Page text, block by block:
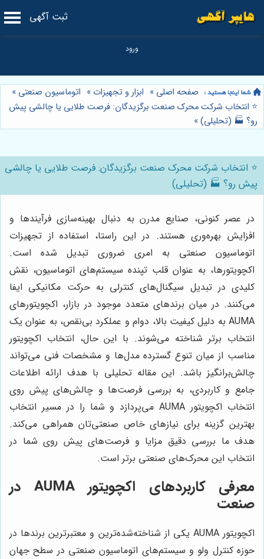
ثبت آگهی
صفحه اصلی » ابزار و تجهیزات » اتوماسیون صنعتی »
⭐️ انتخاب شرکت محرک صنعت برگزیدگان: فرصت طلایی یا چالشی پیش
رو؟ 🏭 (تحلیلی)»
⭐️ انتخاب شرکت محرک صنعت برگزیدگان: فرصت طلایی یا چالشی
پیش رو؟ 🏭 (تحلیلی)
در عصر کنونی، صنایع مدرن به دنبال بهینه‌سازی فرآیندها و
افزایش بهره‌وری هستند. در این راستا، استفاده از تجهیزات
اتوماسیون صنعتی به امری ضروری تبدیل شده است.
اکچویتورها، به عنوان قلب تپنده سیستم‌های اتوماسیون، نقش
کلیدی در تبدیل سیگنال‌های کنترلی به حرکت مکانیکی ایفا
می‌کنند. در میان برندهای متعدد موجود در بازار، اکچویتورهای
AUMA به دلیل کیفیت بالا، دوام و عملکرد بی‌نقص، به عنوان یک
انتخاب برتر شناخته می‌شوند. با این حال، انتخاب اکچویتور
مناسب از میان تنوع گسترده مدل‌ها و مشخصات فنی می‌تواند
چالش‌برانگیز باشد. این مقاله تحلیلی با هدف ارائه اطلاعات
جامع و کاربردی، به بررسی فرصت‌ها و چالش‌های پیش روی
انتخاب اکچویتور AUMA می‌پردازد و شما را در مسیر انتخاب
بهترین گزینه برای نیازهای خاص صنعتی‌تان همراهی می‌کند.
هدف ما بررسی دقیق مزایا و فرصت‌های پیش روی شما در
انتخاب این محرک‌های صنعتی برتر است.
معرفی کاربردهای اکچویتور AUMA در
صنعت
اکچویتور AUMA یکی از شناخته‌شده‌ترین و معتبرترین برندها در
حوزه کنترل ولو و سیستم‌های اتوماسیون صنعتی در سطح جهان